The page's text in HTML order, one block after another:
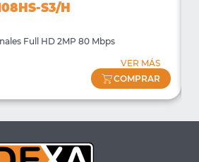
S3/H
Full HD 2MP 80 Mbps
VER MÁS
COMPRAR